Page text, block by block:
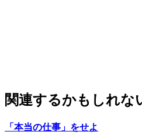
関連するかもしれな
「本当の仕事」をせよ